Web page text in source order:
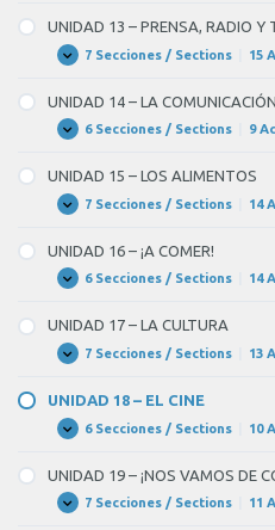
TIEMPO
LIBRE
–
¡NOS
VAMOS
DE
UNIDAD 13 – PRENSA, RADIO Y
Expandir
UNIDAD
–
PRENSA,
RADIO
Y
7 Secciones / Sections 15
UNIDAD 14 – LA
Expandir
UNIDAD
–
LA
COMUNICACIÓN
ENTRE
PERSONAS
6 Secciones / Sections 9
UNIDAD 15 – LOS ALIMENTOS
Expandir
UNIDAD
–
LOS
ALIMENTOS
7 Secciones / Sections 14
UNIDAD 16 – ¡A COMER!
Expandir
UNIDAD
–
¡A
COMER!
6 Secciones / Sections 14
UNIDAD 17 – LA CULTURA
Expandir
UNIDAD
–
LA
CULTURA
7 Secciones / Sections 13
UNIDAD 18 – EL CINE
Expandir
UNIDAD
–
EL
CINE
6 Secciones / Sections 10
UNIDAD 19 – ¡NOS VAMOS DE
Expandir
UNIDAD7 Secciones / Sections 11